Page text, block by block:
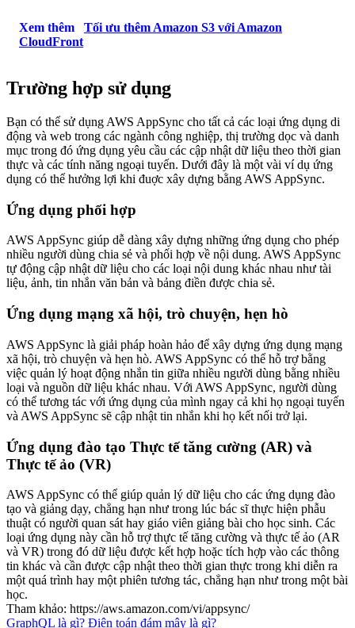
Xem thêm
Tối ưu thêm Amazon S3 với Amazon
CloudFront
Trường hợp sử dụng
Bạn có thể sử dụng AWS AppSync cho tất cả các loại ứng dụng di
động và web trong các ngành công nghiệp, thị trường dọc và danh
mục trong đó ứng dụng yêu cầu các cập nhật dữ liệu theo thời gian
thực và các tính năng ngoại tuyến. Dưới đây là một vài ví dụ ứng
dụng có thể hưởng lợi khi đuợc xây dựng bằng AWS AppSync.
Ứng dụng phối hợp
AWS AppSync giúp dễ dàng xây dựng những ứng dụng cho phép
nhiều người dùng chia sẻ và phối hợp về nội dung. AWS AppSync
tự động cập nhật dữ liệu cho các loại nội dung khác nhau như tài
liệu, ảnh, tin nhắn văn bản và bảng điền được chia sẻ.
Ứng dụng mạng xã hội, trò chuyện, hẹn hò
AWS AppSync là giải pháp hoàn hảo để xây dựng ứng dụng mạng
xã hội, trò chuyện và hẹn hò. AWS AppSync có thể hỗ trợ bằng
việc quản lý hoạt động nhắn tin giữa nhiều người dùng bằng nhiều
loại và nguồn dữ liệu khác nhau. Với AWS AppSync, người dùng
có thể tương tác với ứng dụng của mình ngay cả khi họ ngoại tuyến
và AWS AppSync sẽ cập nhật tin nhắn khi họ kết nối trở lại.
Ứng dụng đào tạo Thực tế tăng cường (AR) và
Thực tế ảo (VR)
AWS AppSync có thể giúp quản lý dữ liệu cho các ứng dụng đào
tạo và giảng dạy, chẳng hạn như trong lúc bác sĩ thực hiện phẫu
thuật có người quan sát hay giáo viên giảng bài cho học sinh. Các
loại ứng dụng này cần hỗ trợ thực tế tăng cường và thực tế ảo (AR
và VR) trong đó dữ liệu được kết hợp hoặc tích hợp vào các thông
tin khác và cần được cập nhật theo thời gian thực trong khi diễn ra
một quá trình hay một phiên tương tác, chẳng hạn như trong một bài
học.
Tham khảo: https://aws.amazon.com/vi/appsync/
GraphQL là gì? Điện toán đám mây là gì?